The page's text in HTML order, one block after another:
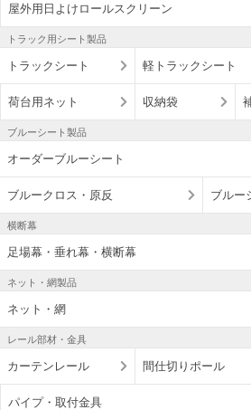
屋外用日よけロールスクリーン
トラック用シート製品
トラックシート 軽トラックシート
荷台用ネット 収納袋
ブルーシート製品
オーダーブルーシート
ブルークロス・原反 ブルー
横断幕
足場幕・垂れ幕・横断幕
ネット・網製品
ネット・網
レール部材・金具
カーテンレール 間仕切りポール
パイプ・取付金具